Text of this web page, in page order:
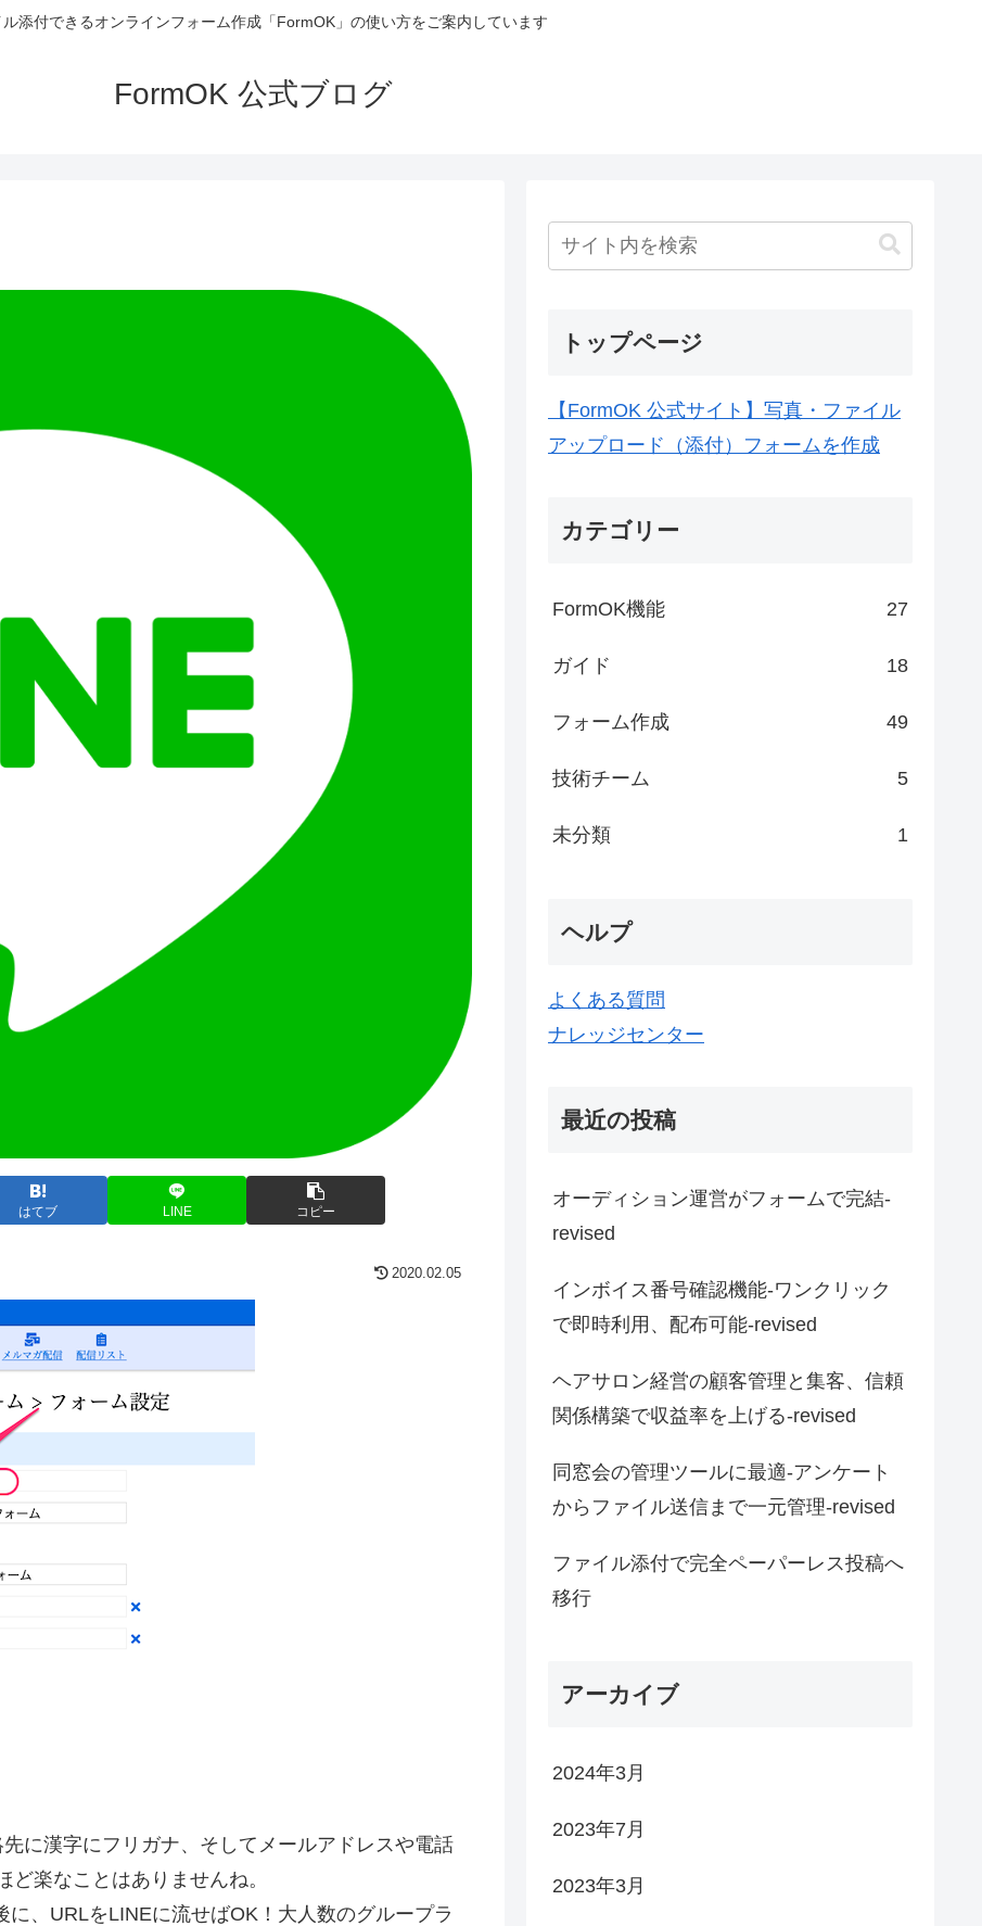
ル添付できるオンラインフォーム作成「FormOK」の使い方をご案内しています
FormOK 公式ブログ
はてブ LINE コピー
2020.02.05
に漢字にフリガナ、そしてメールアドレスや電話
楽なことはありませんね。
に、URLをLINEに流せばOK！大人数のグループラ
トップページ
【FormOK 公式サイト】写真・ファイル
アップロード（添付）フォームを作成
カテゴリー
FormOK機能 27
ガイド 18
フォーム作成 49
技術チーム 5
未分類 1
ヘルプ
よくある質問
ナレッジセンター
最近の投稿
オーディション運営がフォームで完結-
revised
インボイス番号確認機能-ワンクリック
で即時利用、配布可能-revised
ヘアサロン経営の顧客管理と集客、信頼
関係構築で収益率を上げる-revised
同窓会の管理ツールに最適-アンケート
からファイル送信まで一元管理-revised
ファイル添付で完全ペーパーレス投稿へ
移行
アーカイブ
2024年3月
2023年7月
2023年3月